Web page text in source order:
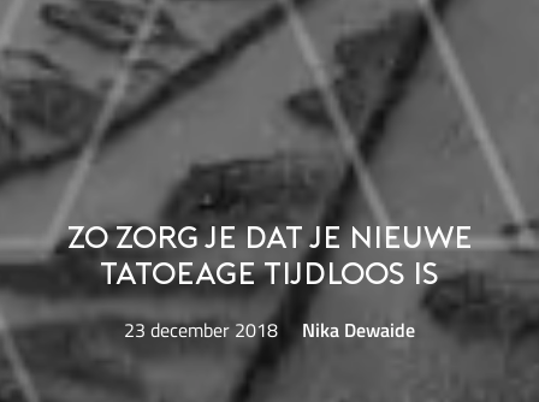
Zo zorg je dat je nieuwe
tatoeage tijdloos is
23 december 2018 Nika Dewaide